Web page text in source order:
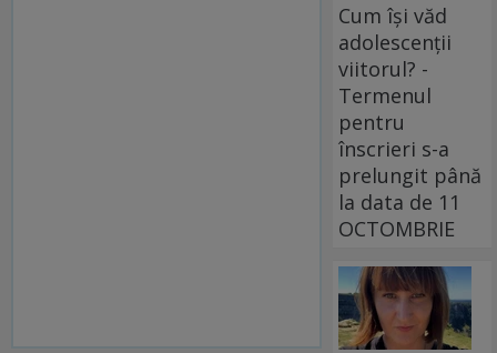
Cum își văd
adolescenții
viitorul? -
Termenul
pentru
înscrieri s-a
prelungit până
la data de 11
OCTOMBRIE